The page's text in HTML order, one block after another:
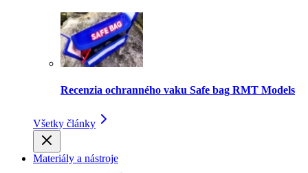
Recenzia ochranného vaku Safe bag RMT Models
Všetky články
Materiály a nástroje